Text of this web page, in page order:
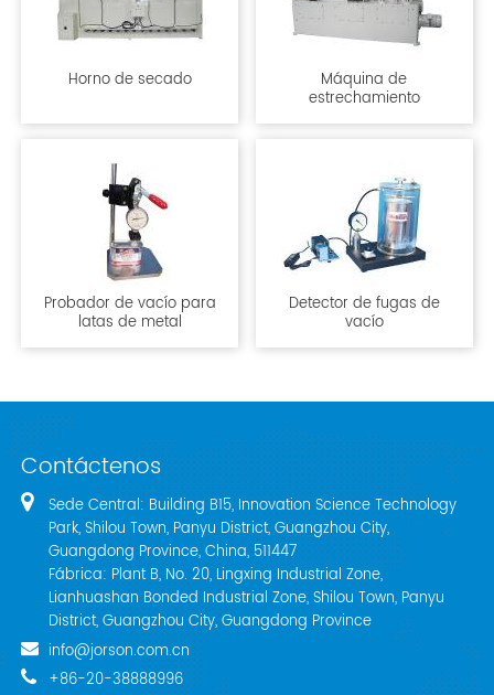
Horno de secado
Máquina de
estrechamiento
Probador de vacío para
latas de metal
Detector de fugas de
vacío
Contáctenos
Sede Central: Building B15, Innovation Science Technology
Park, Shilou Town, Panyu District, Guangzhou City,
Guangdong Province, China, 511447
Fábrica: Plant B, No. 20, Lingxing Industrial Zone,
Lianhuashan Bonded Industrial Zone, Shilou Town, Panyu
District, Guangzhou City, Guangdong Province
info@jorson.com.cn
+86-20-38888996